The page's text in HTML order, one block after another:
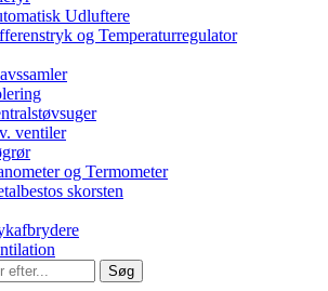
Udluftere
og Temperaturregulator
ventiler
og Termometer
skorsten
Søg